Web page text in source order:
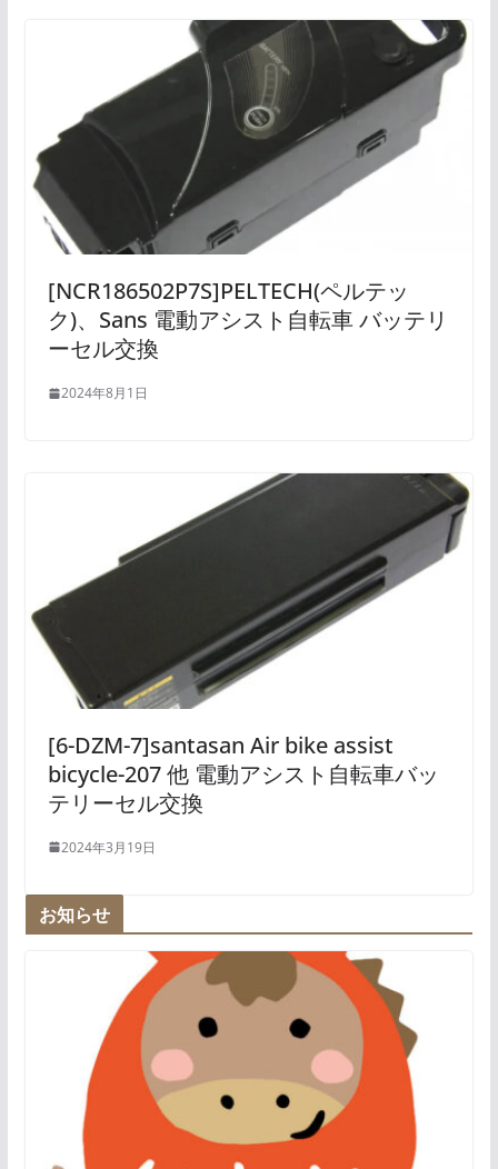
[NCR186502P7S]PELTECH(ペルテッ
ク)、Sans 電動アシスト自転車 バッテリ
ーセル交換
2024年8月1日
[6-DZM-7]santasan Air bike assist
bicycle-207 他 電動アシスト自転車バッ
テリーセル交換
2024年3月19日
お知らせ